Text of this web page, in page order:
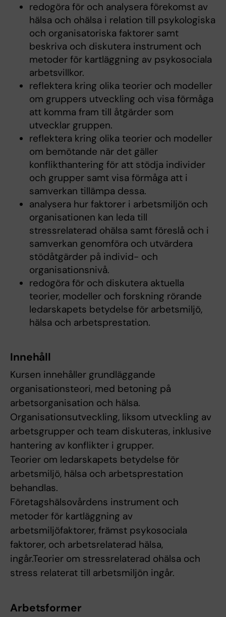
redogöra för och analysera förekomst av
hälsa och ohälsa i relation till psykologiska
och organisatoriska faktorer samt
beskriva och diskutera instrument och
metoder för kartläggning av psykosociala
arbetsvillkor.
reflektera kring olika teorier och modeller
om gruppers utveckling och visa förmåga
att komma fram till åtgärder som
utvecklar gruppen.
reflektera kring olika teorier och modeller
om bemötande när det gäller
konflikthantering för att stödja individer
och grupper samt visa förmåga att i
samverkan tillämpa dessa.
analysera hur faktorer i arbetsmiljön och
organisationen kan leda till
stressrelaterad ohälsa samt föreslå och i
samverkan genomföra och utvärdera
stödåtgärder på individ- och
organisationsnivå.
redogöra för och diskutera aktuella
teorier, modeller och forskning rörande
ledarskapets betydelse för arbetsmiljö,
hälsa och arbetsprestation.
Innehåll
Kursen innehåller grundläggande
organisationsteori, med betoning på
arbetsorganisation och hälsa.
Organisationsutveckling, liksom utveckling av
arbetsgrupper och team diskuteras, inklusive
hantering av konflikter i grupper.
Teorier om ledarskapets betydelse för
arbetsmiljö, hälsa och arbetsprestation
behandlas.
Företagshälsovårdens instrument och
metoder för kartläggning av
arbetsmiljöfaktorer, främst psykosociala
faktorer, och arbetsrelaterad hälsa,
ingår.Teorier om stressrelaterad ohälsa och
stress relaterat till arbetsmiljön ingår.
Arbetsformer